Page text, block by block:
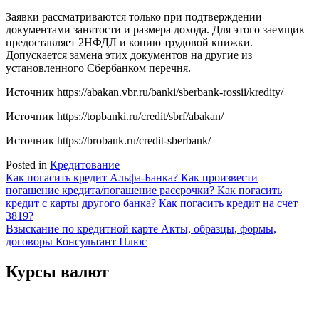
Заявки рассматриваются только при подтверждении
документами занятости и размера дохода. Для этого заемщик
предоставляет 2НФДЛ и копию трудовой книжки.
Допускается замена этих документов на другие из
установленного Сбербанком перечня.
Источник https://abakan.vbr.ru/banki/sberbank-rossii/kredity/
Источник https://topbanki.ru/credit/sbrf/abakan/
Источник https://brobank.ru/credit-sberbank/
Posted in Кредитование
Навигация
по
записям
Как погасить кредит Альфа-Банка? Как произвести
погашение кредита/погашение рассрочки? Как погасить
кредит с карты другого банка? Как погасить кредит на счет
3819?
Взыскание по кредитной карте Акты, образцы, формы,
договоры Консультант Плюс
Курсы валют